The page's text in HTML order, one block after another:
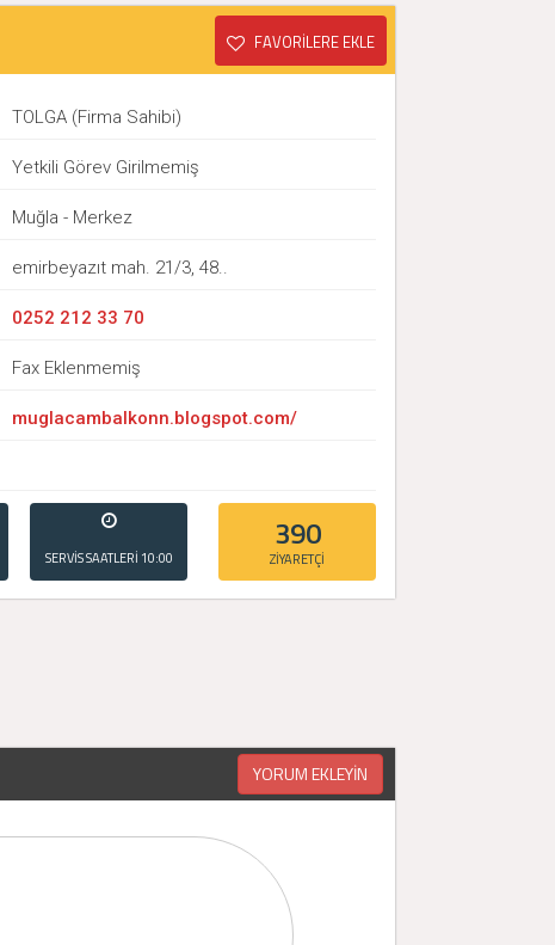
FAVORİLERE EKLE
TOLGA (Firma Sahibi)
Yetkili Görev Girilmemiş
Muğla - Merkez
emirbeyazıt mah. 21/3, 48..
0252 212 33 70
Fax Eklenmemiş
muglacambalkonn.blogspot.com/
SERVİS SAATLERİ 10:00
- 20:00
390
ZİYARETÇİ
YORUM EKLEYİN